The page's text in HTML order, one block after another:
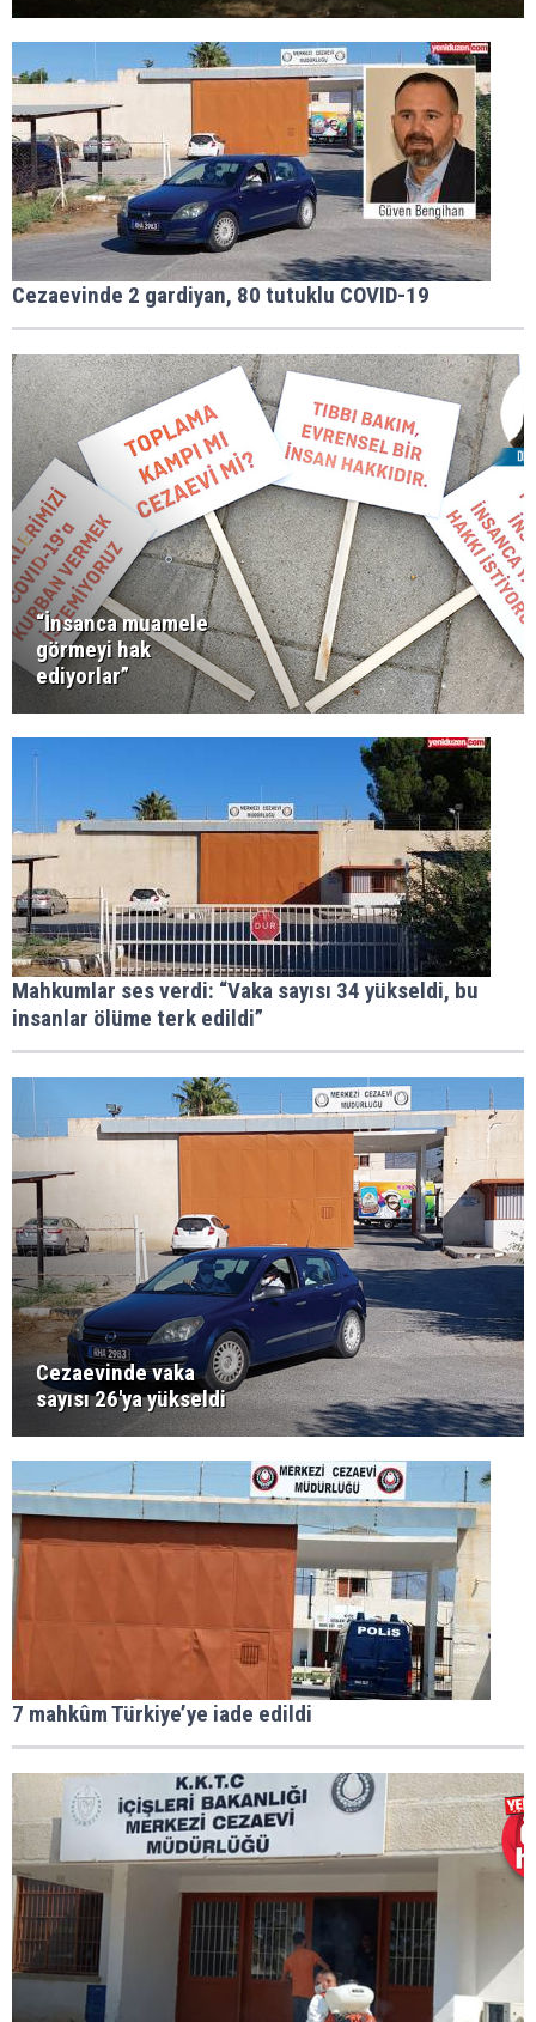
Cezaevinde 2 gardiyan, 80 tutuklu COVID-19
“İnsanca muamele
görmeyi hak
ediyorlar”
Mahkumlar ses verdi: “Vaka sayısı 34 yükseldi, bu
insanlar ölüme terk edildi”
Cezaevinde vaka
sayısı 26'ya yükseldi
7 mahkûm Türkiye’ye iade edildi